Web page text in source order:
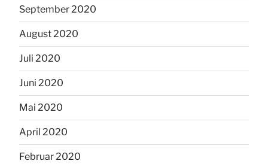
September 2020
August 2020
Juli 2020
Juni 2020
Mai 2020
April 2020
Februar 2020